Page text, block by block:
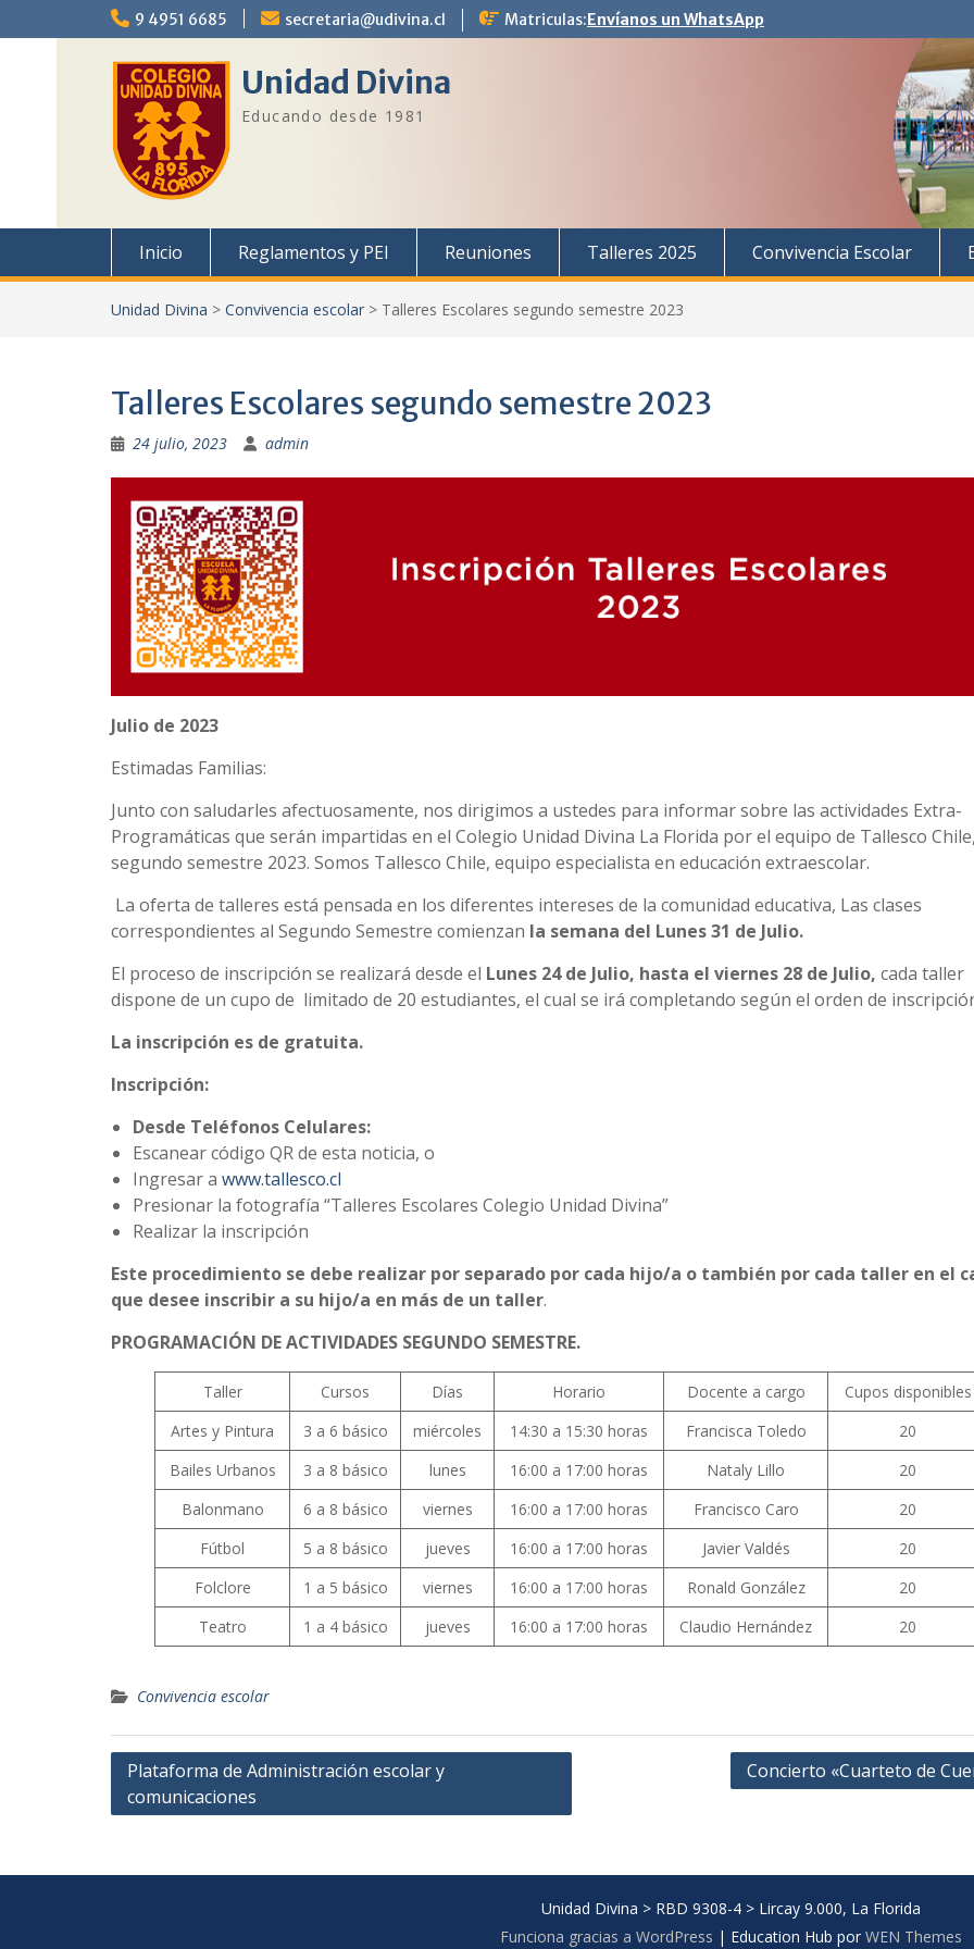
al
9 4951 6685 secretaria@udivina.cl Matriculas:Envíanos un WhatsApp
Unidad Divina
Educando desde 1981
Inicio Reglamentos y PEI Reuniones Talleres 2025 Convivencia Escolar
Unidad Divina > Convivencia escolar > Talleres Escolares segundo semestre 2023
Talleres Escolares segundo semestre 2023
24 julio, 2023 admin
Julio de 2023
Estimadas Familias:
Junto con saludarles afectuosamente, nos dirigimos a ustedes para informar sobre las actividades Extra-
Programáticas que serán impartidas en el Colegio Unidad Divina La Florida por el equipo de Tallesco
segundo semestre 2023. Somos Tallesco Chile, equipo especialista en educación extraescolar.
La oferta de talleres está pensada en los diferentes intereses de la comunidad educativa, Las clases
correspondientes al Segundo Semestre comienzan la semana del Lunes 31 de Julio.
El proceso de inscripción se realizará desde el Lunes 24 de Julio, hasta el viernes 28 de Julio, cada taller
dispone de un cupo de limitado de 20 estudiantes, el cual se irá completando según el orden de
La inscripción es de gratuita.
Inscripción:
Desde Teléfonos Celulares:
Escanear código QR de esta noticia, o
Ingresar a www.tallesco.cl
Presionar la fotografía “Talleres Escolares Colegio Unidad Divina”
Realizar la inscripción
Este procedimiento se debe realizar por separado por cada hijo/a o también por cada taller en el
que desee inscribir a su hijo/a en más de un taller.
PROGRAMACIÓN DE ACTIVIDADES SEGUNDO SEMESTRE.
Taller Cursos Días Horario Docente a cargo
Cupos disponibles
Artes y Pintura
3 a 6 básico miércoles 14:30 a 15:30 horas Francisca Toledo
20
Bailes Urbanos
3 a 8 básico lunes 16:00 a 17:00 horas Nataly Lillo
20
Balonmano
6 a 8 básico viernes 16:00 a 17:00 horas Francisco Caro
20
Fútbol
5 a 8 básico jueves 16:00 a 17:00 horas Javier Valdés
20
Folclore
1 a 5 básico viernes 16:00 a 17:00 horas Ronald González
20
Teatro
1 a 4 básico jueves 16:00 a 17:00 horas Claudio Hernández 20
Convivencia escolar
Navegación
de
Plataforma de Administración escolar y
comunicaciones
Concierto «Cuarteto de
Unidad Divina > RBD 9308-4 > Lircay 9.000, La Florida
Funciona gracias a WordPress | Education Hub por WEN Themes